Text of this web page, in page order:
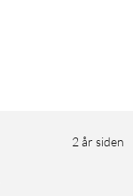
2 år siden